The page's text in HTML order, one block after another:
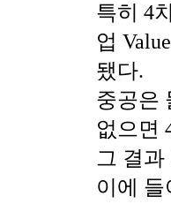
특히 4
업
됐다.
중공은
없으면
그 결
이에